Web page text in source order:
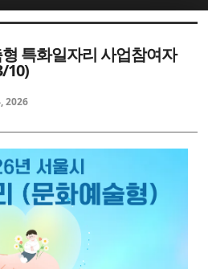
특화일자리 사업참여자
10)
2026
케치북5
케치북5